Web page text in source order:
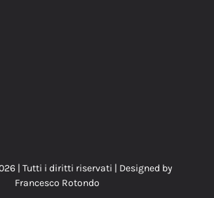
| Tutti i diritti riservati | Designed by
Francesco Rotondo